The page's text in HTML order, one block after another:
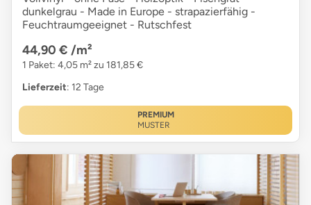
dunkelgrau - Made in Europe - strapazierfähig -
Feuchtraumgeeignet - Rutschfest
44,90 € /m²
1 Paket: 4,05 m² zu 181,85 €
Lieferzeit: 12 Tage
PREMIUM
MUSTER